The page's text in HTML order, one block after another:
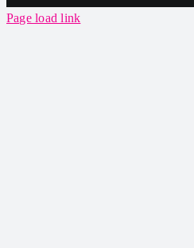
Page load link